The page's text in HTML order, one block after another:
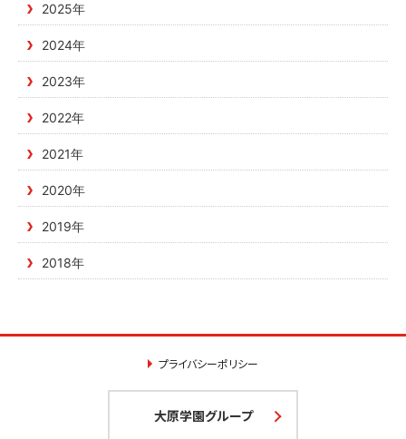
2025年
2024年
2023年
2022年
2021年
2020年
2019年
2018年
プライバシーポリシー
大原学園グループ